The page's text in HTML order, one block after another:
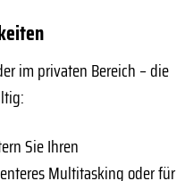
im privaten Bereich – die
Sie Ihren
Multitasking oder für